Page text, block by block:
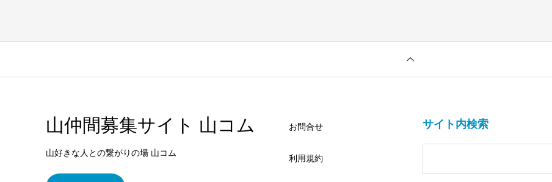
山仲間募集サイト 山コム
山好きな人との繋がりの場 山コム
お問合せ
利用規約
サイト内検索